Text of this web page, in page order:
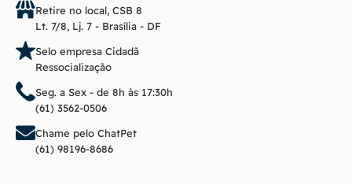
Retire no local, CSB 8
Lt. 7/8, Lj. 7 - Brasília - DF
Selo empresa Cidadã
Ressocialização
Seg. a Sex - de 8h às 17:30h
(61) 3562-0506
Chame pelo ChatPet
(61) 98196-8686